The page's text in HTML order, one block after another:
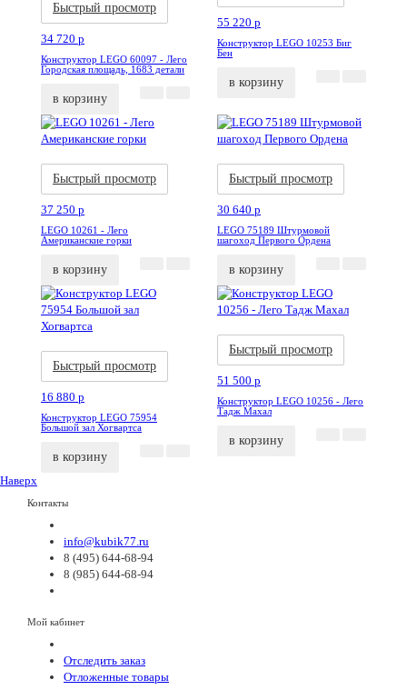
Быстрый просмотр
34 720 p
Конструктор LEGO 60097 - Лего
Городская площадь, 1683 детали
в корзину
55 220 p
Конструктор LEGO 10253 Биг
Бен
в корзину
Быстрый просмотр
37 250 p
LEGO 10261 - Лего
Американские горки
в корзину
Быстрый просмотр
30 640 p
LEGO 75189 Штурмовой
шагоход Первого Ордена
в корзину
Быстрый просмотр
16 880 p
Конструктор LEGO 75954
Большой зал Хогвартса
в корзину
Быстрый просмотр
51 500 p
Конструктор LEGO 10256 - Лего
Тадж Махал
в корзину
Наверх
Контакты
info@kubik77.ru
8 (495) 644-68-94
8 (985) 644-68-94
Мой кабинет
Отследить заказ
Отложенные товары